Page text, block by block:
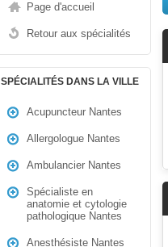
Page d'accueil
Retour aux spécialités
SPÉCIALITÉS DANS LA VILLE
Acupuncteur Nantes
Allergologue Nantes
Ambulancier Nantes
Spécialiste en
anatomie et cytologie
pathologique Nantes
Anesthésiste Nantes